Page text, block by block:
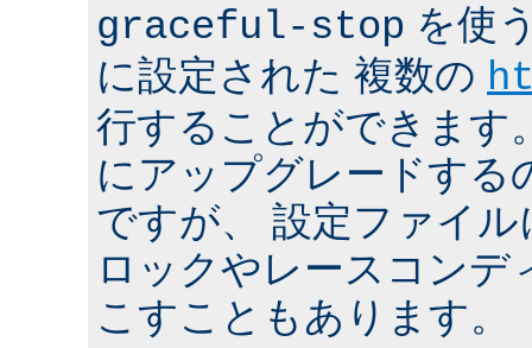
graceful-stop を使
に設定された 複数の
行することができます
にアップグレードする
ですが、 設定ファイ
ロックやレースコンデ
こすこともあります。